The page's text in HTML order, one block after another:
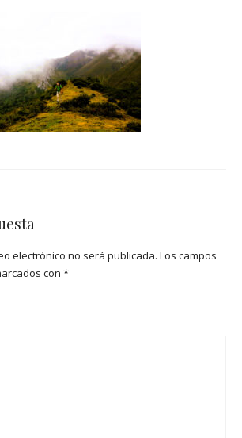
electrónico no será publicada. Los campos
con *